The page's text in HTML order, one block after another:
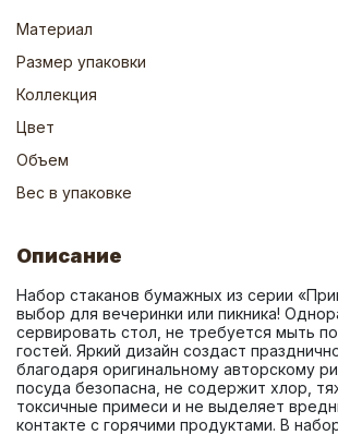
Материал
Размер упаковки
Коллекция
Цвет
Объем
Вес в упаковке
Описание
Набор стаканов бумажных из серии
выбор для вечеринки или пикника!
сервировать стол, не требуется мыть
гостей. Яркий дизайн создаст
благодаря оригинальному авторскому
посуда безопасна, не содержит хлор,
токсичные примеси и не выделяет
контакте с горячими продуктами. В